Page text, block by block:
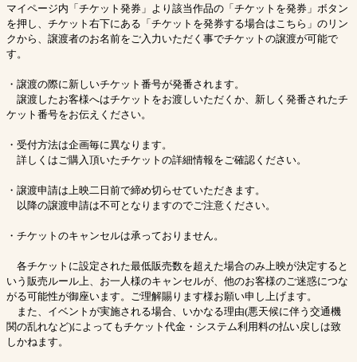
マイページ内「チケット発券」より該当作品の「チケットを発券」ボタン
を押し、チケット右下にある「チケットを発券する場合はこちら」のリン
クから、譲渡者のお名前をご入力いただく事でチケットの譲渡が可能で
す。
・譲渡の際に新しいチケット番号が発番されます。
譲渡したお客様へはチケットをお渡しいただくか、新しく発番されたチ
ケット番号をお伝えください。
・受付方法は企画毎に異なります。
詳しくはご購入頂いたチケットの詳細情報をご確認ください。
・譲渡申請は上映二日前で締め切らせていただきます。
以降の譲渡申請は不可となりますのでご注意ください。
・チケットのキャンセルは承っておりません。
各チケットに設定された最低販売数を超えた場合のみ上映が決定すると
いう販売ルール上、お一人様のキャンセルが、他のお客様のご迷惑につな
がる可能性が御座います。ご理解賜ります様お願い申し上げます。
また、イベントが実施される場合、いかなる理由(悪天候に伴う交通機
関の乱れなど)によってもチケット代金・システム利用料の払い戻しは致
しかねます。